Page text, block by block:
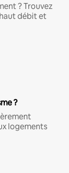
? Trouvez
débit et
?
logements